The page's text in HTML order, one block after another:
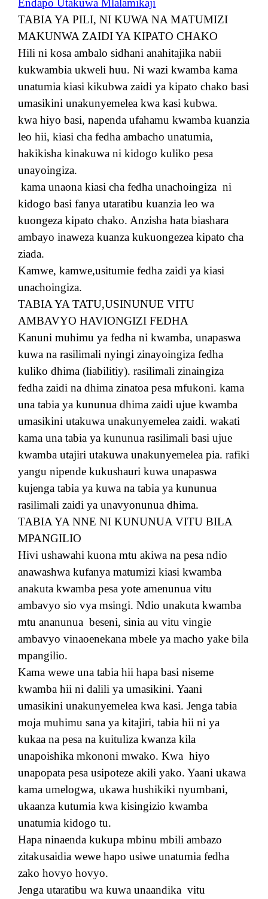
Endapo Utakuwa Mlalamikaji
TABIA YA PILI, NI KUWA NA MATUMIZI
MAKUNWA ZAIDI YA KIPATO CHAKO
Hili ni kosa ambalo sidhani anahitajika nabii
kukwambia ukweli huu. Ni wazi kwamba kama
unatumia kiasi kikubwa zaidi ya kipato chako basi
umasikini unakunyemelea kwa kasi kubwa.
kwa hiyo basi, napenda ufahamu kwamba kuanzia
leo hii, kiasi cha fedha ambacho unatumia,
hakikisha kinakuwa ni kidogo kuliko pesa
unayoingiza.
kama unaona kiasi cha fedha unachoingiza ni
kidogo basi fanya utaratibu kuanzia leo wa
kuongeza kipato chako. Anzisha hata biashara
ambayo inaweza kuanza kukuongezea kipato cha
ziada.
Kamwe, kamwe,usitumie fedha zaidi ya kiasi
unachoingiza.
TABIA YA TATU,USINUNUE VITU
AMBAVYO HAVIONGIZI FEDHA
Kanuni muhimu ya fedha ni kwamba, unapaswa
kuwa na rasilimali nyingi zinayoingiza fedha
kuliko dhima (liabilitiy). rasilimali zinaingiza
fedha zaidi na dhima zinatoa pesa mfukoni. kama
una tabia ya kununua dhima zaidi ujue kwamba
umasikini utakuwa unakunyemelea zaidi. wakati
kama una tabia ya kununua rasilimali basi ujue
kwamba utajiri utakuwa unakunyemelea pia. rafiki
yangu nipende kukushauri kuwa unapaswa
kujenga tabia ya kuwa na tabia ya kununua
rasilimali zaidi ya unavyonunua dhima.
TABIA YA NNE NI KUNUNUA VITU BILA
MPANGILIO
Hivi ushawahi kuona mtu akiwa na pesa ndio
anawashwa kufanya matumizi kiasi kwamba
anakuta kwamba pesa yote amenunua vitu
ambavyo sio vya msingi. Ndio unakuta kwamba
mtu ananunua beseni, sinia au vitu vingie
ambavyo vinaoenekana mbele ya macho yake bila
mpangilio.
Kama wewe una tabia hii hapa basi niseme
kwamba hii ni dalili ya umasikini. Yaani
umasikini unakunyemelea kwa kasi. Jenga tabia
moja muhimu sana ya kitajiri, tabia hii ni ya
kukaa na pesa na kuituliza kwanza kila
unapoishika mkononi mwako. Kwa hiyo
unapopata pesa usipoteze akili yako. Yaani ukawa
kama umelogwa, ukawa hushikiki nyumbani,
ukaanza kutumia kwa kisingizio kwamba
unatumia kidogo tu.
Hapa ninaenda kukupa mbinu mbili ambazo
zitakusaidia wewe hapo usiwe unatumia fedha
zako hovyo hovyo.
Jenga utaratibu wa kuwa unaandika vitu